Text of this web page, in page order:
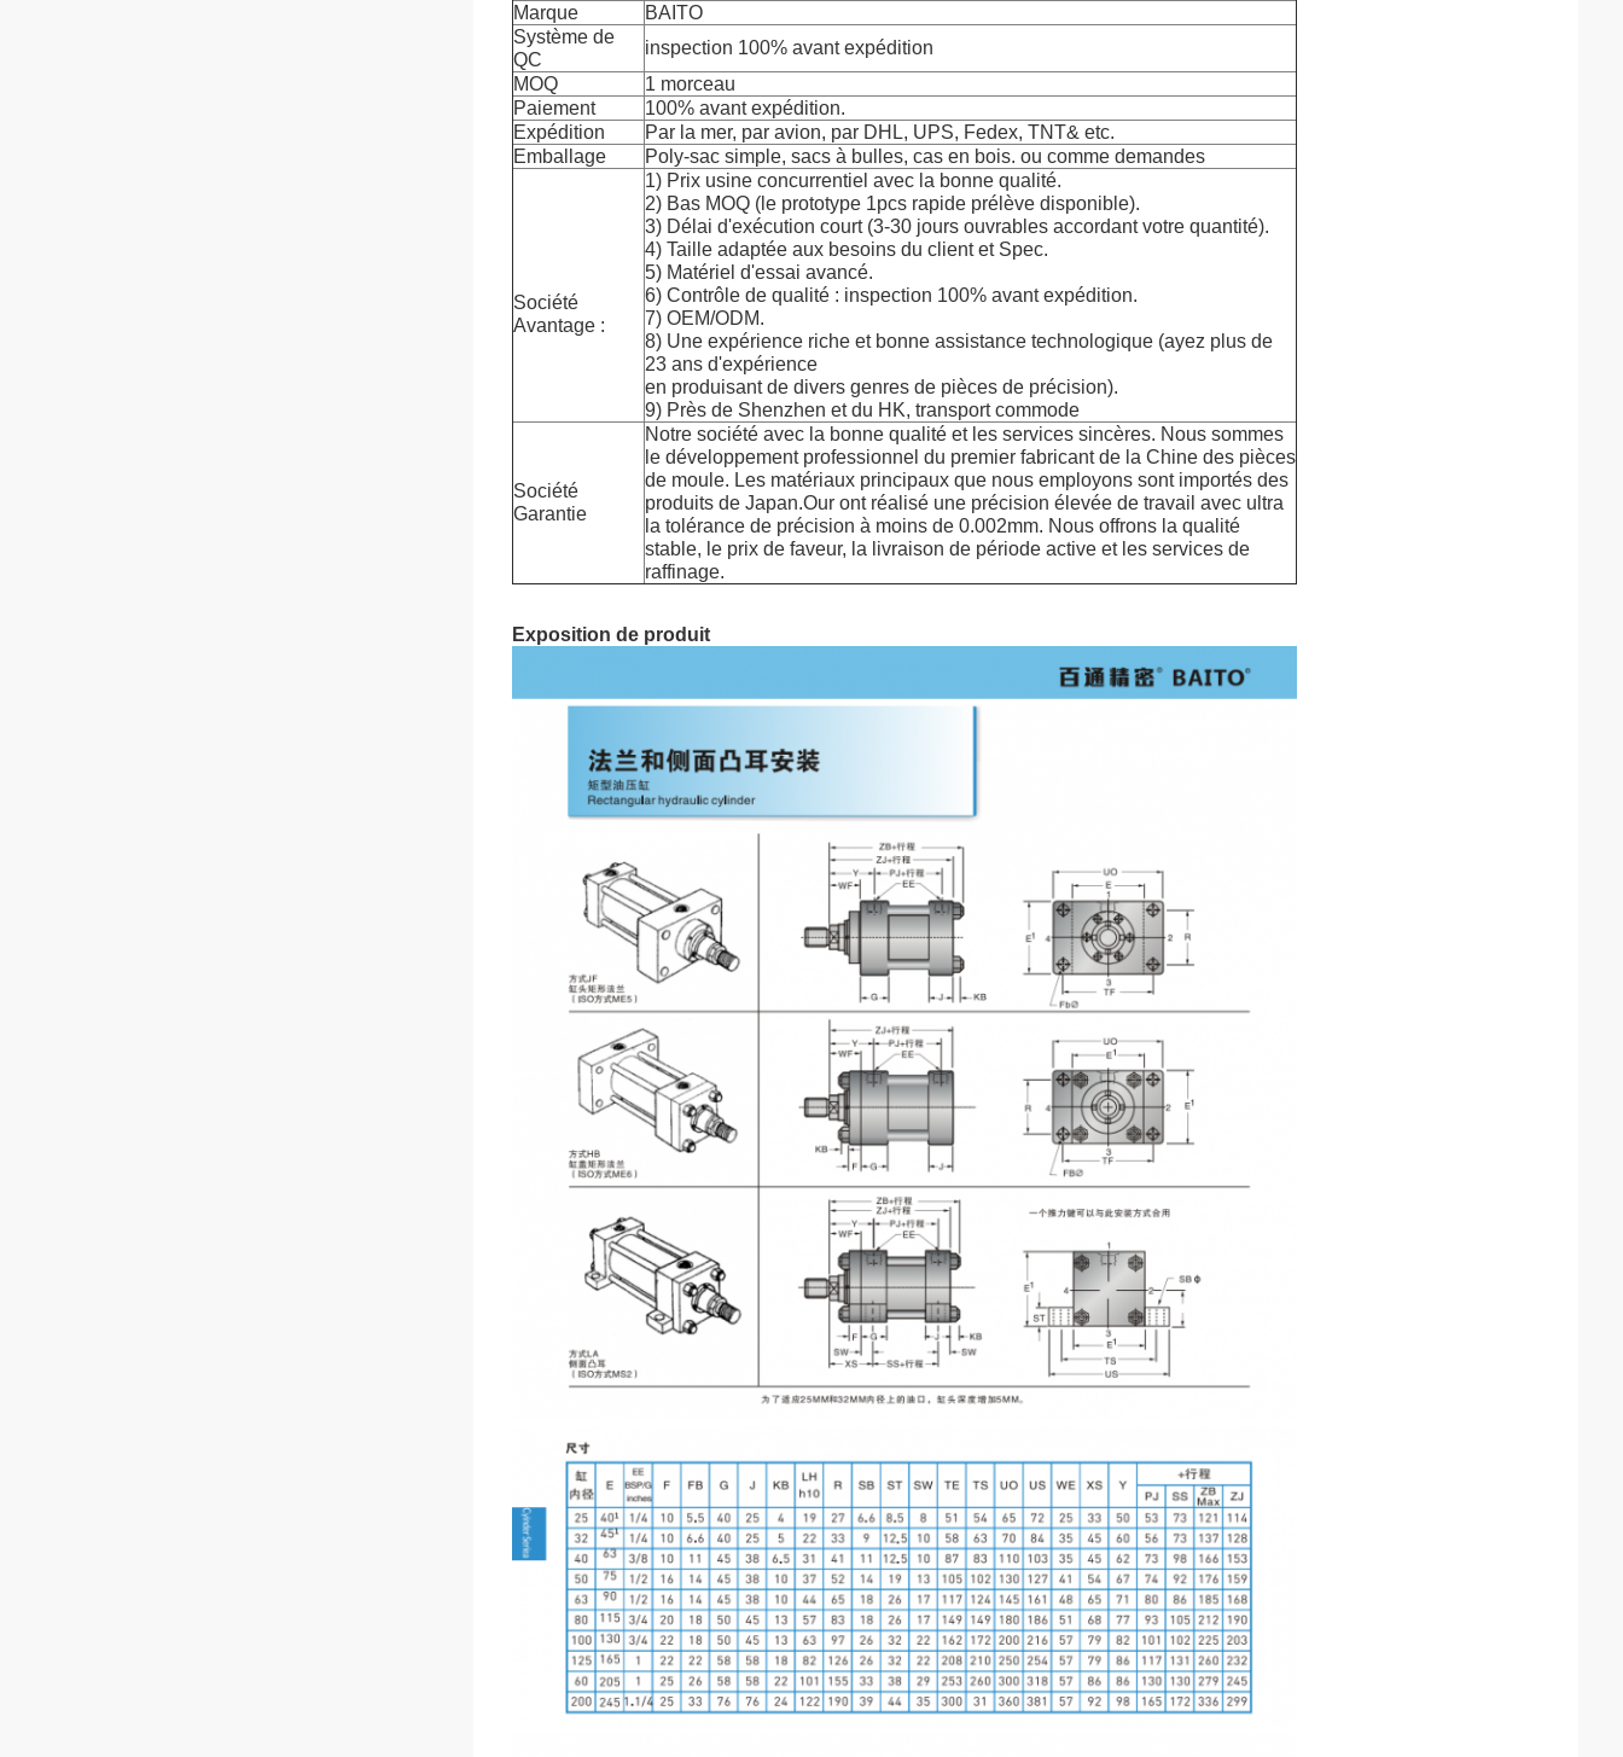
Marque
BAITO
Système de
QC
inspection 100% avant expédition
MOQ
1 morceau
Paiement
100% avant expédition.
Expédition
Par la mer, par avion, par DHL, UPS, Fedex, TNT& etc.
Emballage
Poly-sac simple, sacs à bulles, cas en bois. ou comme demandes
Société
Avantage :
1) Prix usine concurrentiel avec la bonne qualité.
2) Bas MOQ (le prototype 1pcs rapide prélève disponible).
3) Délai d'exécution court (3-30 jours ouvrables accordant votre quantité).
4) Taille adaptée aux besoins du client et Spec.
5) Matériel d'essai avancé.
6) Contrôle de qualité : inspection 100% avant expédition.
7) OEM/ODM.
8) Une expérience riche et bonne assistance technologique (ayez plus de
23 ans d'expérience
en produisant de divers genres de pièces de précision).
9) Près de Shenzhen et du HK, transport commode
Société
Garantie
Notre société avec la bonne qualité et les services sincères. Nous sommes
le développement professionnel du premier fabricant de la Chine des pièces
de moule. Les matériaux principaux que nous employons sont importés des
produits de Japan.Our ont réalisé une précision élevée de travail avec ultra
la tolérance de précision à moins de 0.002mm. Nous offrons la qualité
stable, le prix de faveur, la livraison de période active et les services de
raffinage.
Exposition de produit